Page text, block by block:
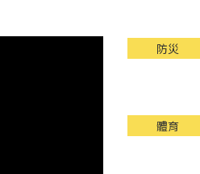
防災
體育